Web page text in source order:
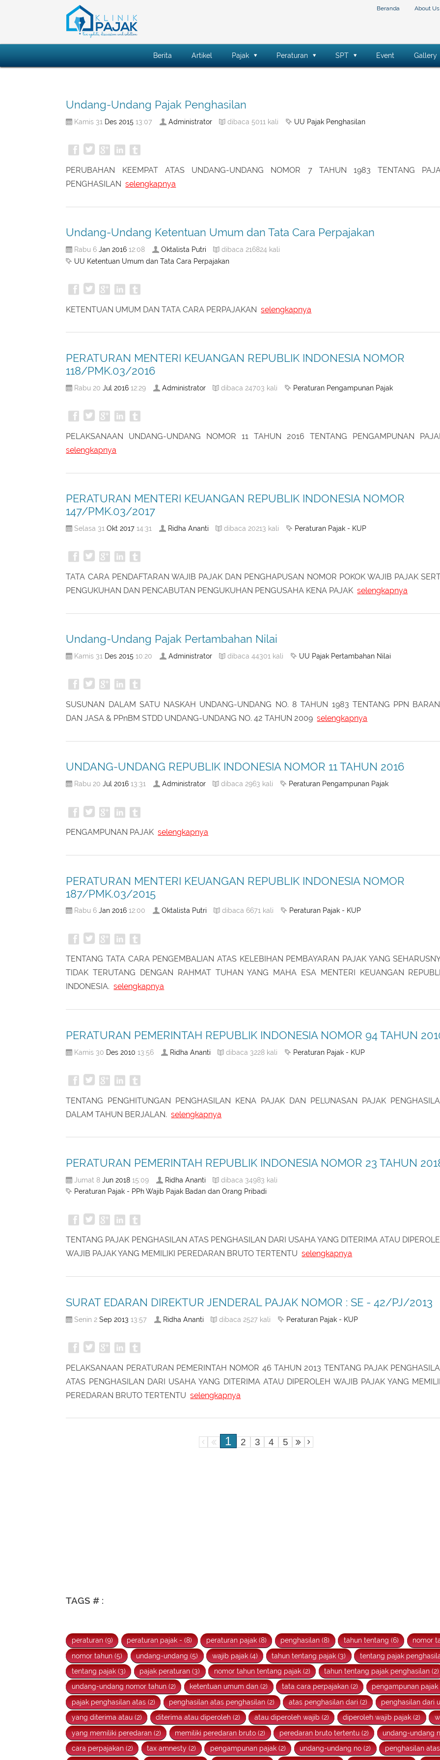
Beranda About Us
Berita Artikel Pajak Peraturan SPT Event Gallery
Undang-Undang Pajak Penghasilan
Kamis 31Des 201513:07
PENGHASILANselengkapnya
Undang-Undang Ketentuan Umum dan Tata Cara Perpajakan
UU Ketentuan Umum dan Tata Cara Perpajakan
KETENTUAN UMUM DAN TATA CARA PERPAJAKANselengkapnya
PERATURAN MENTERI KEUANGAN REPUBLIK INDONESIA NOMOR
118/PMK.03/2016
Rabu 20Jul 2016 12:29
selengkapnya
PERATURAN MENTERI KEUANGAN REPUBLIK INDONESIA NOMOR
147/PMK.03/2017
Selasa 31Okt 201714:31
PENGUKUHAN DAN PENCABUTAN PENGUKUHAN PENGUSAHA KENA PAJAKselengkapnya
Undang-Undang Pajak Pertambahan Nilai
Kamis 31Des 201510:20
DAN JASA & PPnBM STDD UNDANG-UNDANG NO. 42 TAHUN 2009selengkapnya
UNDANG-UNDANG REPUBLIK INDONESIA NOMOR 11 TAHUN 2016
Rabu 20Jul 2016 13:31
PENGAMPUNAN PAJAKselengkapnya
PERATURAN MENTERI KEUANGAN REPUBLIK INDONESIA NOMOR
187/PMK.03/2015
Rabu 6 Jan 2016 12:00
TENTANG TATA CARA PENGEMBALIAN ATAS KELEBIHAN PEMBAYARAN PAJAK YANG
INDONESIA.selengkapnya
PERATURAN PEMERINTAH REPUBLIK INDONESIA NOMOR 94 TAHUN 2010
Kamis 30Des 201013:56
DALAM TAHUN BERJALAN.selengkapnya
PERATURAN PEMERINTAH REPUBLIK INDONESIA NOMOR 23 TAHUN 2018
Peraturan Pajak - PPh Wajib Pajak Badan dan Orang Pribadi
WAJIB PAJAK YANG MEMILIKI PEREDARAN BRUTO TERTENTUselengkapnya
SURAT EDARAN DIREKTUR JENDERAL PAJAK NOMOR : SE - 42/PJ/2013
Senin 2Sep 2013 13:57
PELAKSANAAN PERATURAN PEMERINTAH NOMOR 46 TAHUN 2013 TENTANG PAJAK
PEREDARAN BRUTO TERTENTUselengkapnya
peraturan (9) peraturan pajak - (8) peraturan pajak (8) penghasilan (8) tahun tentang (6) nomor
nomor tahun (5)
undang-undang (5) wajib pajak (4) tahun tentang pajak (3) tentang pajak
tentang pajak (3)
pajak peraturan (3) nomor tahun tentang pajak (2) tahun tentang pajak penghasilan (2)
undang-undang nomor tahun (2)
ketentuan umum dan (2) tata cara perpajakan (2) pengampunan pajak
pajak penghasilan atas (2)
penghasilan atas penghasilan (2) atas penghasilan dari (2) penghasilan dari
yang diterima atau (2)
diterima atau diperoleh (2) atau diperoleh wajib (2) diperoleh wajib pajak (2)
yang memiliki peredaran (2)
memiliki peredaran bruto (2) peredaran bruto tertentu (2) undang-undang